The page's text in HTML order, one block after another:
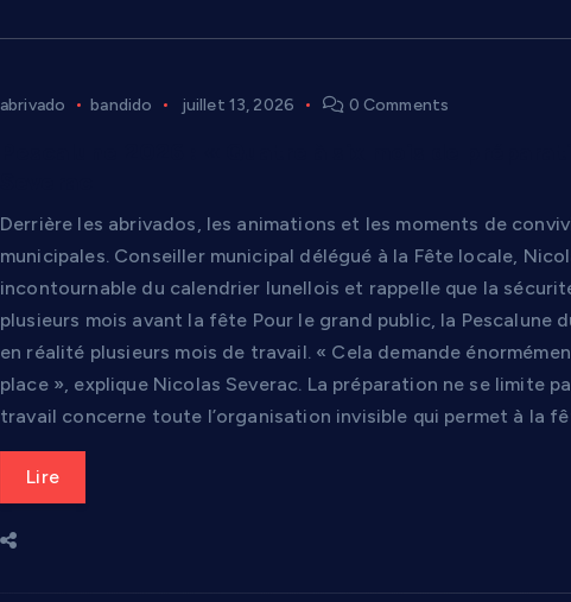
abrivado bandido juillet 13, 2026 0 Comments
Derrière les abrivados, les animations et les moments de
municipales. Conseiller municipal délégué à la Fête locale,
incontournable du calendrier lunellois et rappelle que la
plusieurs mois avant la fête Pour le grand public, la Pescalune
en réalité plusieurs mois de travail. « Cela demande
place », explique Nicolas Severac. La préparation ne se limite
travail concerne toute l’organisation invisible qui permet à la
Lire